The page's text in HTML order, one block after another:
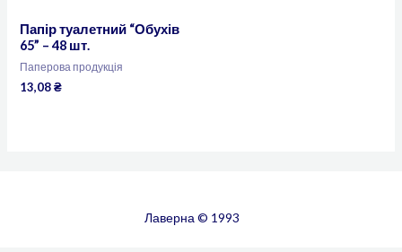
Папір туалетний “Обухів
65” – 48 шт.
Паперова продукція
13,08₴
Лаверна © 1993